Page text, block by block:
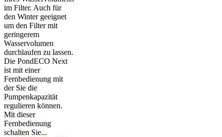
im Filter. Auch für
den Winter geeignet
um den Filter mit
geringerem
Wasservolumen
durchlaufen zu lassen.
Die PondECO Next
ist mit einer
Fernbedienung mit
der Sie die
Pumpenkapazität
regulieren können.
Mit dieser
Fernbedienung
schalten Sie...